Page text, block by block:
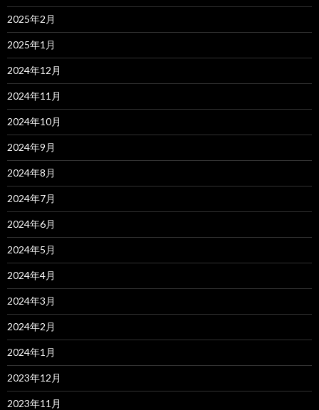
2025年2月
2025年1月
2024年12月
2024年11月
2024年10月
2024年9月
2024年8月
2024年7月
2024年6月
2024年5月
2024年4月
2024年3月
2024年2月
2024年1月
2023年12月
2023年11月